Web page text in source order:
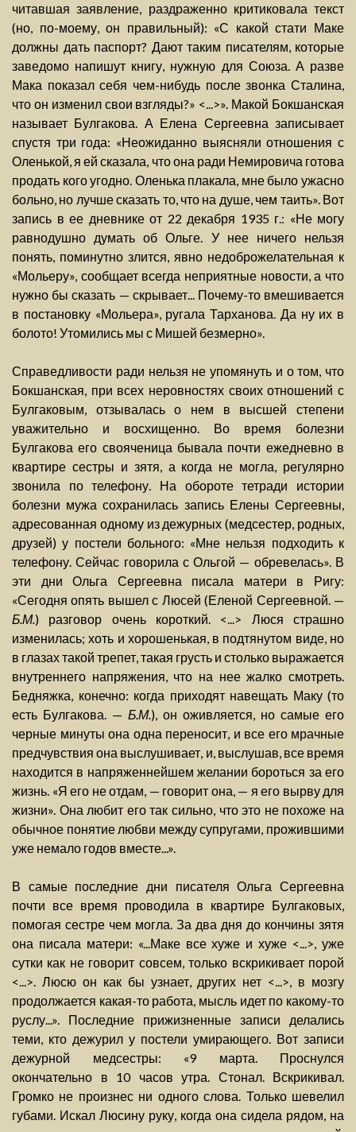
читавшая заявление, раздраженно критиковала текст
(но, по-моему, он правильный): «С какой стати Маке
должны дать паспорт? Дают таким писателям, которые
заведомо напишут книгу, нужную для Союза. А разве
Мака показал себя чем-нибудь после звонка Сталина,
что он изменил свои взгляды?» <...>». Макой Бокшанская
называет Булгакова. А Елена Сергеевна записывает
спустя три года: «Неожиданно выясняли отношения с
Оленькой, я ей сказала, что она ради Немировича готова
продать кого угодно. Оленька плакала, мне было ужасно
больно, но лучше сказать то, что на душе, чем таить». Вот
запись в ее дневнике от 22 декабря 1935 г.: «Не могу
равнодушно думать об Ольге. У нее ничего нельзя
понять, поминутно злится, явно недоброжелательная к
«Мольеру», сообщает всегда неприятные новости, а что
нужно бы сказать — скрывает... Почему-то вмешивается
в постановку «Мольера», ругала Тарханова. Да ну их в
болото! Утомились мы с Мишей безмерно».
Справедливости ради нельзя не упомянуть и о том, что
Бокшанская, при всех неровностях своих отношений с
Булгаковым, отзывалась о нем в высшей степени
уважительно и восхищенно. Во время болезни
Булгакова его свояченица бывала почти ежедневно в
квартире сестры и зятя, а когда не могла, регулярно
звонила по телефону. На обороте тетради истории
болезни мужа сохранилась запись Елены Сергеевны,
адресованная одному из дежурных (медсестер, родных,
друзей) у постели больного: «Мне нельзя подходить к
телефону. Сейчас говорила с Ольгой — обревелась». В
эти дни Ольга Сергеевна писала матери в Ригу:
«Сегодня опять вышел с Люсей (Еленой Сергеевной. —
Б.М.) разговор очень короткий. <...> Люся страшно
изменилась; хоть и хорошенькая, в подтянутом виде, но
в глазах такой трепет, такая грусть и столько выражается
внутреннего напряжения, что на нее жалко смотреть.
Бедняжка, конечно: когда приходят навещать Маку (то
есть Булгакова. — Б.М.), он оживляется, но самые его
черные минуты она одна переносит, и все его мрачные
предчувствия она выслушивает, и, выслушав, все время
находится в напряженнейшем желании бороться за его
жизнь. «Я его не отдам, — говорит она, — я его вырву для
жизни». Она любит его так сильно, что это не похоже на
обычное понятие любви между супругами, прожившими
уже немало годов вместе...».
В самые последние дни писателя Ольга Сергеевна
почти все время проводила в квартире Булгаковых,
помогая сестре чем могла. За два дня до кончины зятя
она писала матери: «...Маке все хуже и хуже <...>, уже
сутки как не говорит совсем, только вскрикивает порой
<...>. Люсю он как бы узнает, других нет <...>, в мозгу
продолжается какая-то работа, мысль идет по какому-то
руслу...». Последние прижизненные записи делались
теми, кто дежурил у постели умирающего. Вот записи
дежурной медсестры: «9 марта. Проснулся
окончательно в 10 часов утра. Стонал. Вскрикивал.
Громко не произнес ни одного слова. Только шевелил
губами. Искал Люсину руку, когда она сидела рядом, на